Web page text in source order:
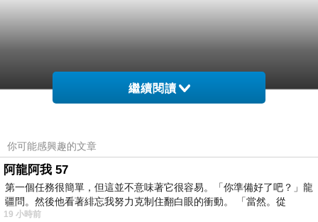
繼續閱讀
你可能感興趣的文章
阿龍阿我 57
第一個任務很簡單，但這並不意味著它很容易。「你準備好了吧？」龍
疆問。然後他看著緋忘我努力克制住翻白眼的衝動。 「當然。從
19 小時前